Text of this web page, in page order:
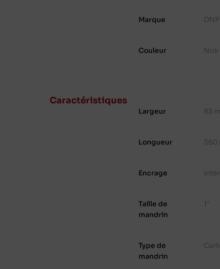
Marque DNP
Couleur Noir
Caractéristiques
Largeur 83
Longueur 360
Encrage
Taille de
mandrin
1"
Type de
mandrin